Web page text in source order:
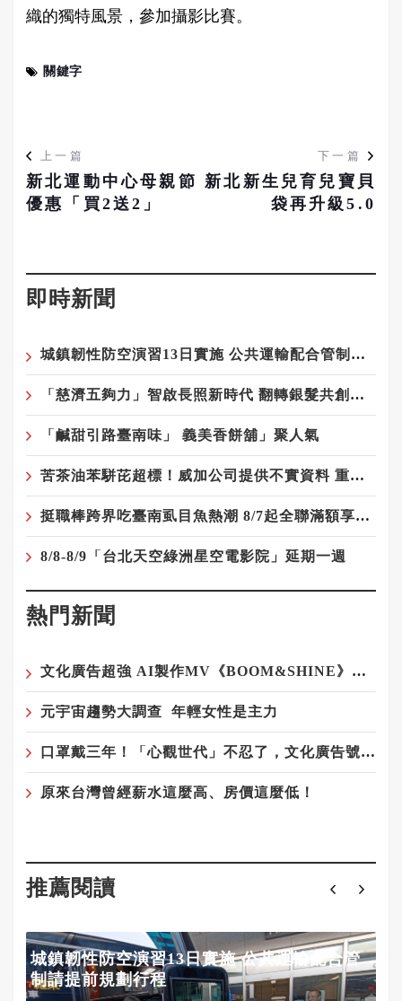
織的獨特風景，參加攝影比賽。
關鍵字
上一篇
新北運動中心母親節
優惠「買2送2」
下一篇
新北新生兒育兒寶貝
袋再升級5.0
即時新聞
城鎮韌性防空演習13日實施 公共運輸配合管制請提前規劃行程
「慈濟五夠力」智啟長照新時代 翻轉銀髮共創再青春
「鹹甜引路臺南味」 義美香餅舖」聚人氣
苦茶油苯駢芘超標！威加公司提供不實資料 重罰300萬元
挺職棒跨界吃臺南虱目魚熱潮 8/7起全聯滿額享優惠
8/8-8/9「台北天空綠洲星空電影院」延期一週
熱門新聞
文化廣告超強 AI製作MV《BOOM&SHINE》登場！
元宇宙趨勢大調查 年輕女性是主力
口罩戴三年！「心觀世代」不忍了，文化廣告號召IG濾鏡脫口罩
原來台灣曾經薪水這麼高、房價這麼低！
推薦閱讀
城鎮韌性防空演習13日實施 公共運輸配合管
制請提前規劃行程